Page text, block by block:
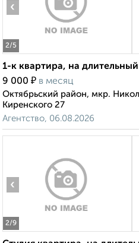
2/5
‹
1-к квартира, на
9 000 ₽ в месяц
Октябрьский район, мкр.
Киренского 27
Агентство, 06.08.2026
2/9
‹